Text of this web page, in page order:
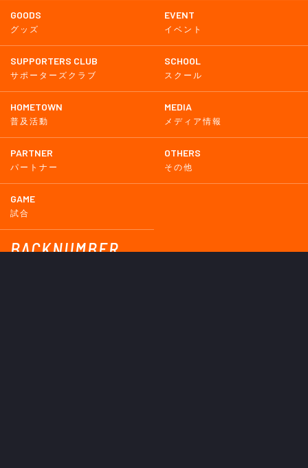
GOODS
グッズ
EVENT
イベント
SUPPORTERS CLUB
サポーターズクラブ
SCHOOL
スクール
HOMETOWN
普及活動
MEDIA
メディア情報
PARTNER
パートナー
OTHERS
その他
GAME
試合
BACKNUMBER